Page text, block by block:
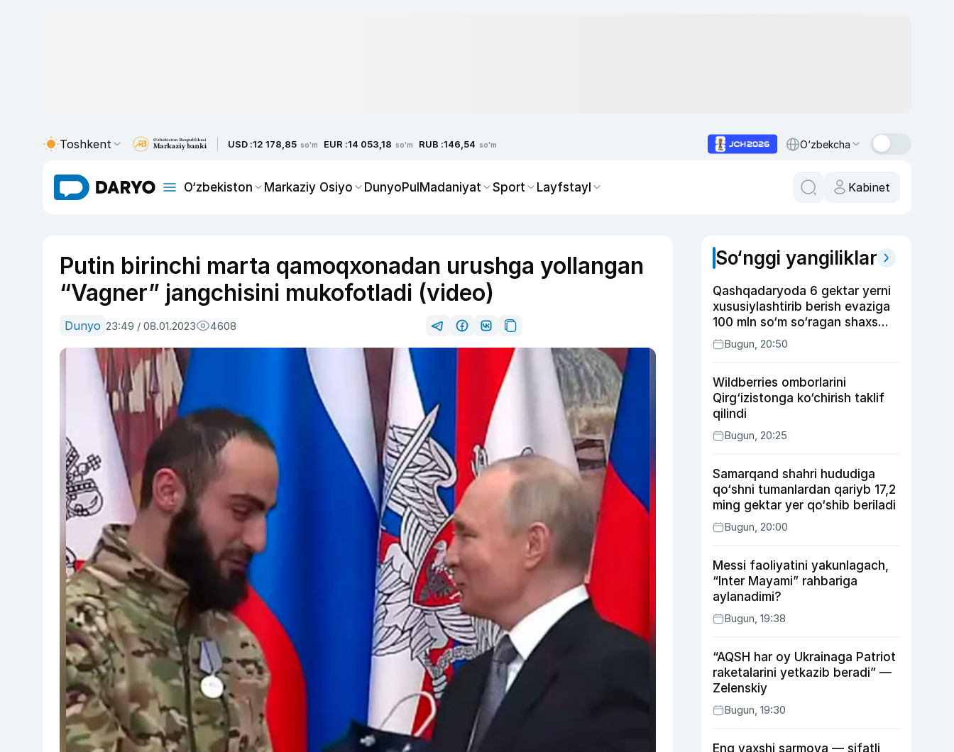
Toshkent USD :12 178,85 so'm EUR :14 053,18 so'm RUB :146,54 so'm O‘zbekcha
O‘zbekiston Markaziy Osiyo DunyoPulMadaniyat Sport Layfstayl Kabinet
Putin birinchi marta qamoqxonadan urushga yollangan
“Vagner” jangchisini mukofotladi (video)
Dunyo 23:49 / 08.01.2023 4608
So‘nggi yangiliklar
Qashqadaryoda 6 gektar yerni
xususiylashtirib berish evaziga
100 mln so‘m so‘ragan shaxs
ushlandi
Bugun, 20:50
Wildberries omborlarini
Qirg‘izistonga ko‘chirish taklif
qilindi
Bugun, 20:25
Samarqand shahri hududiga
qo‘shni tumanlardan qariyb 17,2
ming gektar yer qo‘shib beriladi
Bugun, 20:00
Messi faoliyatini yakunlagach,
“Inter Mayami” rahbariga
aylanadimi?
Bugun, 19:38
“AQSH har oy Ukrainaga Patriot
raketalarini yetkazib beradi” —
Zelenskiy
Bugun, 19:30
Eng yaxshi sarmoya — sifatli